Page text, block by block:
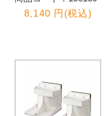
8,140 円(税込)